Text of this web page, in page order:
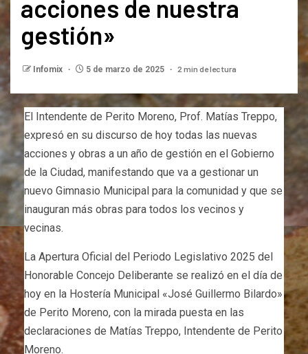
acciones de nuestra
gestión»
Infomix 5 de marzo de 2025 2 min de lectura
El Intendente de Perito Moreno, Prof. Matías Treppo,
expresó en su discurso de hoy todas las nuevas
acciones y obras a un año de gestión en el Gobierno
de la Ciudad, manifestando que va a gestionar un
nuevo Gimnasio Municipal para la comunidad y que se
inauguran más obras para todos los vecinos y
vecinas.
La Apertura Oficial del Periodo Legislativo 2025 del
Honorable Concejo Deliberante se realizó en el día de
hoy en la Hostería Municipal «José Guillermo Bilardo»
de Perito Moreno, con la mirada puesta en las
declaraciones de Matías Treppo, Intendente de Perito
Moreno.